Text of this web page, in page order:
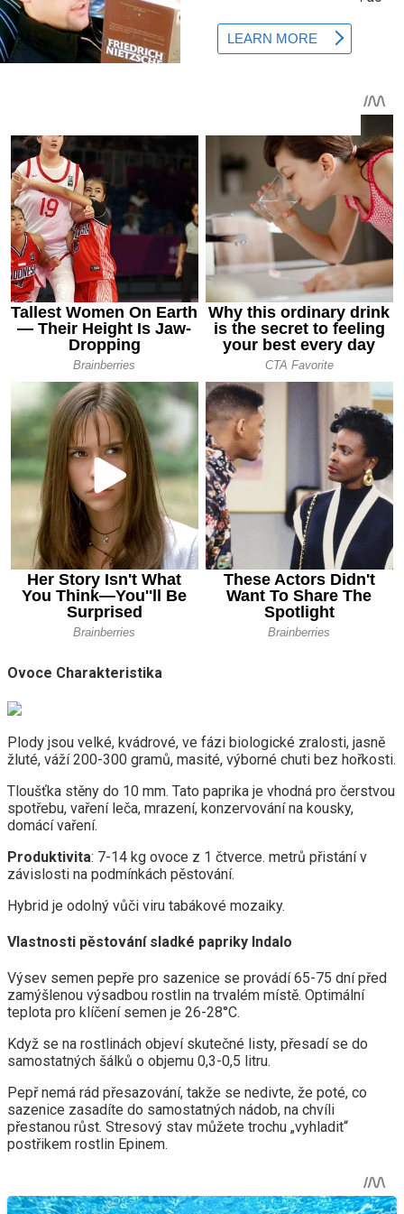
začátku zrání je 110-120 dní.
Keř neurčitého typu, 1,5-2 metry vysoký ve skleníku.
Doporučuje se formovat na 2 stonky.
Ovoce Charakteristika
Plody jsou velké, kvádrové, ve fázi biologické zralosti, jasně
žluté, váží 200-300 gramů, masité, výborné chuti bez hořkosti.
Tloušťka stěny do 10 mm. Tato paprika je vhodná pro čerstvou
spotřebu, vaření leča, mrazení, konzervování na kousky,
domácí vaření.
Produktivita: 7-14 kg ovoce z 1 čtverce. metrů přistání v
závislosti na podmínkách pěstování.
Hybrid je odolný vůči viru tabákové mozaiky.
Vlastnosti pěstování sladké papriky Indalo
Výsev semen pepře pro sazenice se provádí 65-75 dní před
zamýšlenou výsadbou rostlin na trvalém místě. Optimální
teplota pro klíčení semen je 26-28°C.
Když se na rostlinách objeví skutečné listy, přesadí se do
samostatných šálků o objemu 0,3-0,5 litru.
Pepř nemá rád přesazování, takže se nedivte, že poté, co
sazenice zasadíte do samostatných nádob, na chvíli
přestanou růst. Stresový stav můžete trochu „vyhladit“
postřikem rostlin Epinem.